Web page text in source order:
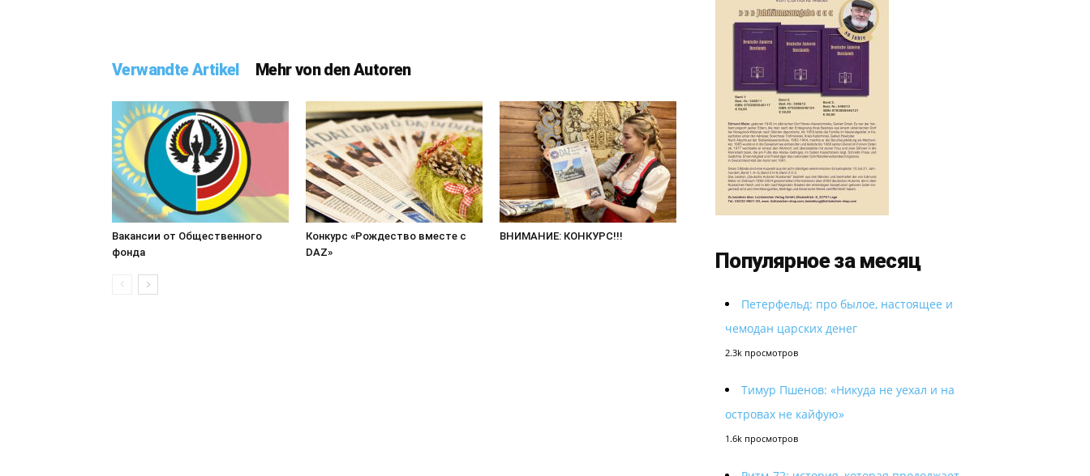
Verwandte Artikel Mehr von den Autoren
Вакансии от Общественного
фонда
Конкурс «Рождество вместе с
DAZ»
ВНИМАНИЕ: КОНКУРС!!!
Популярное за месяц
Петерфельд: про былое, настоящее и
чемодан царских денег
2.3k просмотров
Тимур Пшенов: «Никуда не уехал и на
островах не кайфую»
1.6k просмотров